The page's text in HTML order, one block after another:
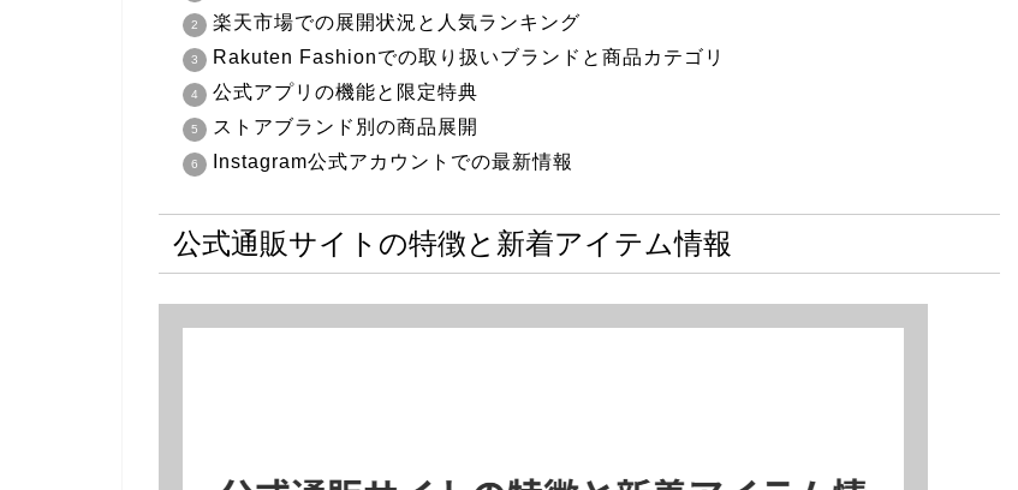
楽天市場での展開状況と人気ランキング
Rakuten Fashionでの取り扱いブランドと商品カテゴリ
公式アプリの機能と限定特典
ストアブランド別の商品展開
Instagram公式アカウントでの最新情報
公式通販サイトの特徴と新着アイテム情報